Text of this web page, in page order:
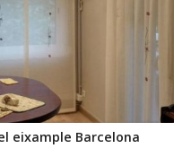
eixample Barcelona